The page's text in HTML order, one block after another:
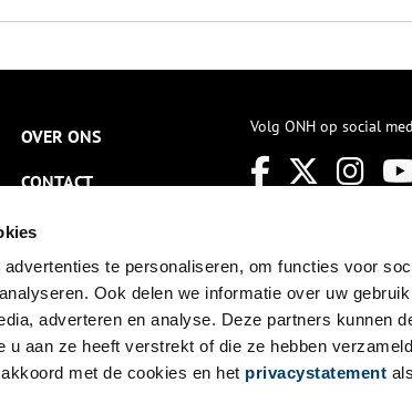
te personaliseren, om functies voor
Ook delen we informatie over uw
adverteren en analyse. Deze partners kunnen
u aan ze heeft verstrekt of die ze hebben
met de cookies en het privacystatement
OVER ONS
CONTACT
NIEUWSBRIEF
DISCLAIMER
PRIVACY
TOEGANKELIJKHEID
Volg ONH op social